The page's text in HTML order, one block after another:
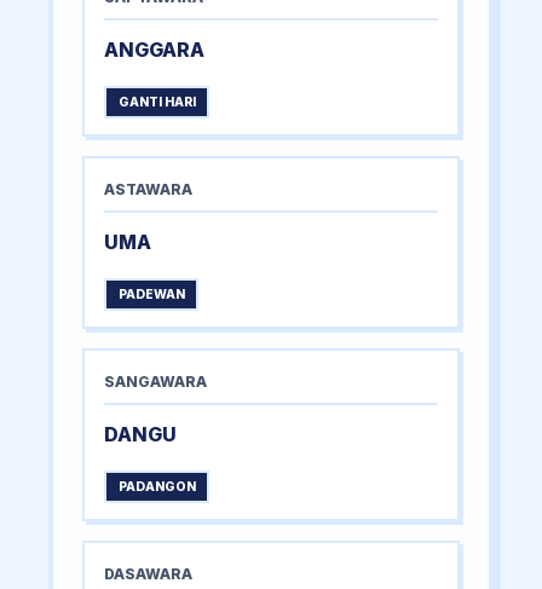
ANGGARA
GANTI HARI
ASTAWARA
UMA
PADEWAN
SANGAWARA
DANGU
PADANGON
DASAWARA